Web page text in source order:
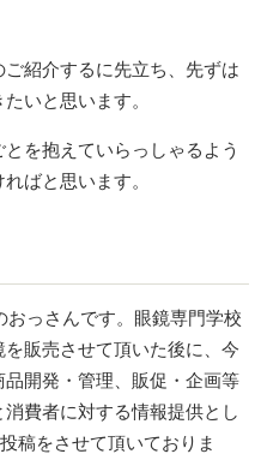
紹介するに先立ち、先ずは
いと思います。
を抱えていらっしゃるよう
ばと思います。
っさんです。眼鏡専門学校
販売させて頂いた後に、今
開発・管理、販促・企画等
費者に対する情報提供とし
稿をさせて頂いておりま